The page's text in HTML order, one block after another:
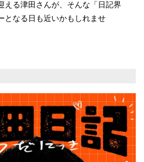
える津田さんが、そんな「日記界
となる日も近いかもしれませ